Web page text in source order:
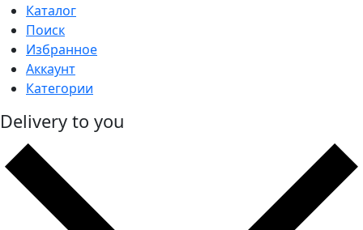
Каталог
Поиск
Избранное
Аккаунт
Категории
Delivery to you